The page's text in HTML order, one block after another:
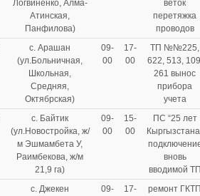
Логвиненко, Алма-
Атинская,
Панфилова)
веток
перетяжка
проводов
с. Арашан
(ул.Больничная,
Школьная,
Средняя,
Октябрская)
09-
00
17-
00
ТП №№225,
622, 513,
261 вынос
прибора
учета
с. Байтик
(ул.Новостройка, ж/
м Эшмамбета У,
Раимбекова, ж/м
21,9 га)
09-
00
15-
00
ПС “25 лет
вновь
вводимой
с. Джекен
09-
17-
ремонт